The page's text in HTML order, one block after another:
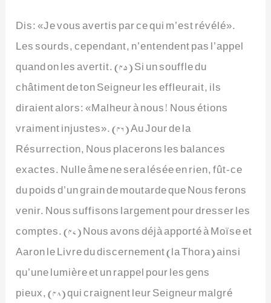
Dis: «Je vous avertis par ce qui m’est révélé».
Les sourds, cependant, n’entendent pas l’appel
quand on les avertit. (45) Si un souffle du
châtiment de ton Seigneur les effleurait, ils
diraient alors: «Malheur à nous! Nous étions
vraiment injustes». (46) Au Jour de la
Résurrection, Nous placerons les balances
exactes. Nulle âme ne sera lésée en rien, fût-ce
du poids d’un grain de moutarde que Nous ferons
venir. Nous suffisons largement pour dresser les
comptes. (47) Nous avons déjà apporté à Moïse et
Aaron le Livre du discernement (la Thora) ainsi
qu’une lumière et un rappel pour les gens
pieux, (48) qui craignent leur Seigneur malgré